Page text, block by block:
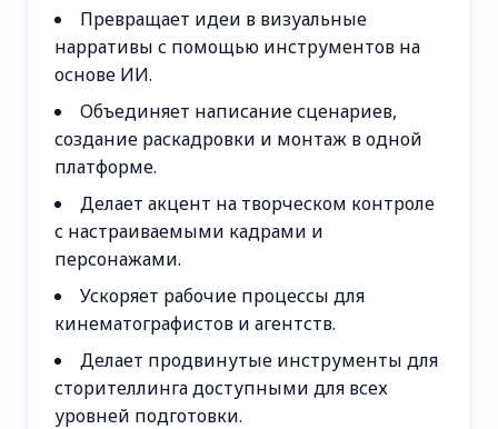
Превращает идеи в визуальные
нарративы с помощью инструментов на
основе ИИ.
Объединяет написание сценариев,
создание раскадровки и монтаж в одной
платформе.
Делает акцент на творческом контроле
с настраиваемыми кадрами и
персонажами.
Ускоряет рабочие процессы для
кинематографистов и агентств.
Делает продвинутые инструменты для
сторителлинга доступными для всех
уровней подготовки.